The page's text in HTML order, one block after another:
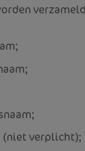
(niet verplicht);